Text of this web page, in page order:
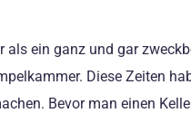
als ein ganz und gar
Diese Zeiten
Bevor man einen